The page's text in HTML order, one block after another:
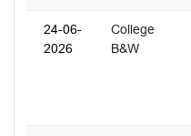
24-06-
2026
College
B&W